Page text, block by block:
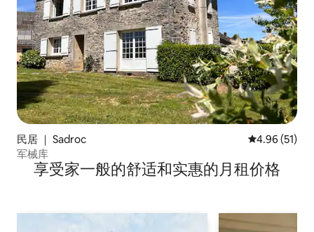
民居 ｜ Sadroc 平均评分
4.96 (51)
军械库
享受家一般的舒适和实惠的月租价格